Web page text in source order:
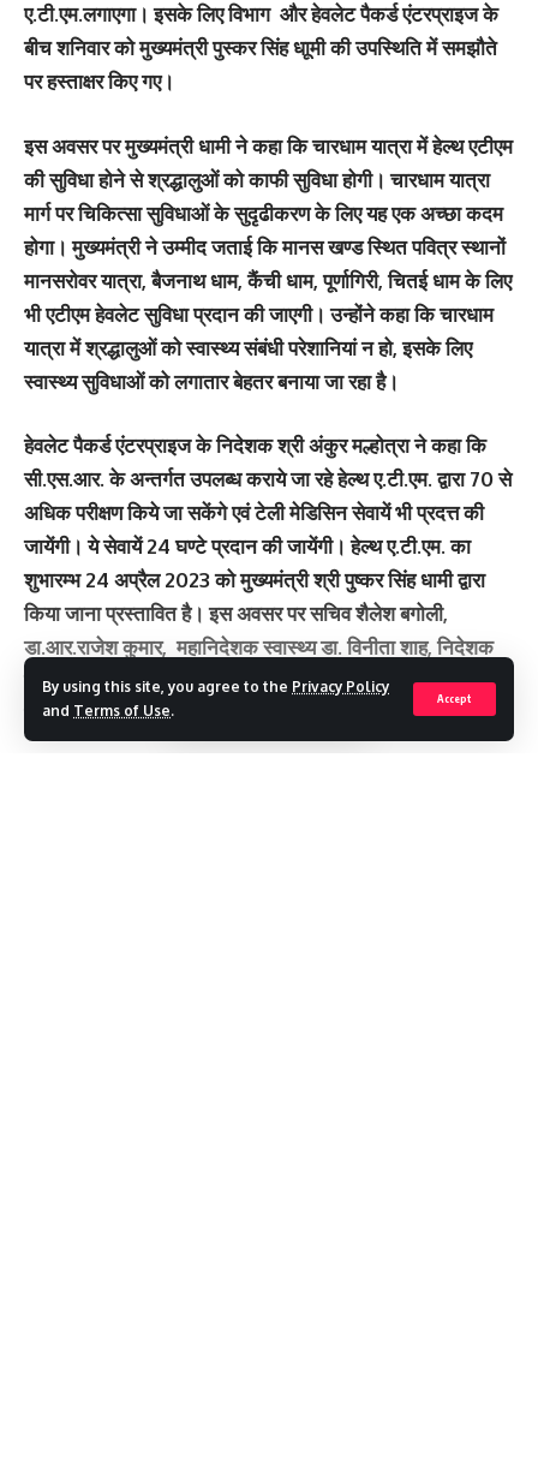
By using this site, you agree to the Privacy Policy
and Terms of Use.
Accept
ए.टी.एम.लगाएगा। इसके लिए विभाग और हेवलेट पैकर्ड एंटरप्राइज के
बीच शनिवार को मुख्‍यमंत्री पुस्‍कर सिंह धाूमी की उपस्थिति में समझौते
पर हस्ताक्षर किए गए।
इस अवसर पर मुख्यमंत्री धामी ने कहा कि चारधाम यात्रा में हेल्थ एटीएम
की सुविधा होने से श्रद्धालुओं को काफी सुविधा होगी। चारधाम यात्रा
मार्ग पर चिकित्सा सुविधाओं के सुदृढीकरण के लिए यह एक अच्छा कदम
होगा। मुख्यमंत्री ने उम्‍मीद जताई कि मानस खण्ड स्थित पवित्र स्थानों
मानसरोवर यात्रा, बैजनाथ धाम, कैंची धाम, पूर्णागिरी, चितई धाम के लिए
भी एटीएम हेवलेट सुविधा प्रदान की जाएगी। उन्‍होंने कहा कि चारधाम
यात्रा में श्रद्धालुओं को स्वास्थ्य संबंधी परेशानियां न हो, इसके लिए
स्वास्थ्य सुविधाओं को लगातार बेहतर बनाया जा रहा है।
हेवलेट पैकर्ड एंटरप्राइज के निदेशक श्री अंकुर मल्होत्रा ने कहा कि
सी.एस.आर. के अन्तर्गत उपलब्ध कराये जा रहे हेल्थ ए.टी.एम. द्वारा 70 से
अधिक परीक्षण किये जा सकेंगे एवं टेली मेडिसिन सेवायें भी प्रदत्त की
जायेंगी। ये सेवायें 24 घण्टे प्रदान की जायेंगी। हेल्थ ए.टी.एम. का
शुभारम्भ 24 अप्रैल 2023 को मुख्यमंत्री श्री पुष्कर सिंह धामी द्वारा
किया जाना प्रस्तावित है। इस अवसर पर सचिव शैलेश बगोली,
डा.आर.राजेश कुमार, महानिदेशक स्वास्थ्य डा. विनीता शाह, निदेशक
स्वास्थ्य डा. सुनीता टम्टा, निदेशक चिकित्सा शिक्षा डा. आशुतोष सयाना,
मुख्य चिकित्सा अधिकारी डा. संजय जैन उपस्थित थे।